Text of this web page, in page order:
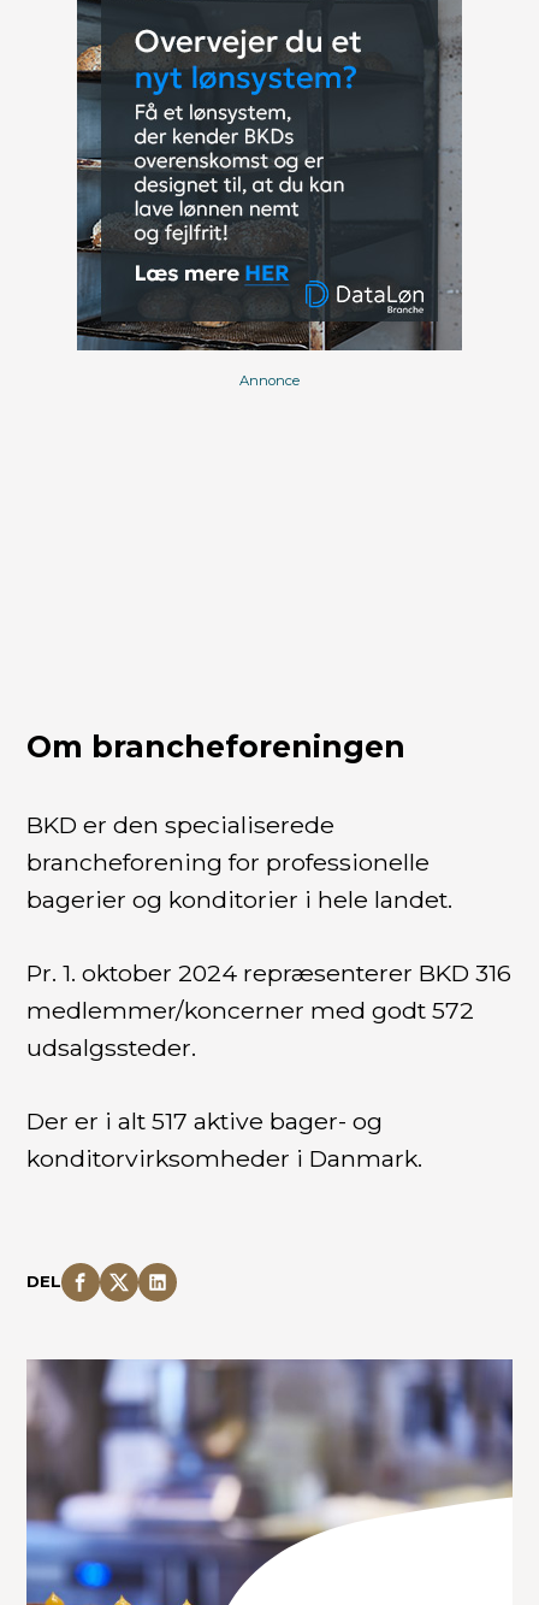
Annonce
Om brancheforeningen
BKD er den specialiserede
brancheforening for professionelle
bagerier og konditorier i hele landet.
Pr. 1. oktober 2024 repræsenterer BKD 316
medlemmer/koncerner med godt 572
udsalgssteder.
Der er i alt 517 aktive bager- og
konditorvirksomheder i Danmark.
DEL